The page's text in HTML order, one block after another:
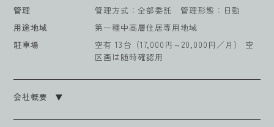
管理
管理方式：全部委託 管理形態：日勤
用途地域
第一種中高層住居専用地域
駐車場
空有 13台（17,000円～20,000円／月） 空
区画は随時確認用
会社概要